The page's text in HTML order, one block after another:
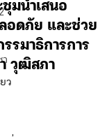
มนำเสนอ
อดภัย และช่วย
รมาธิการการ
วุฒิสภา
ว